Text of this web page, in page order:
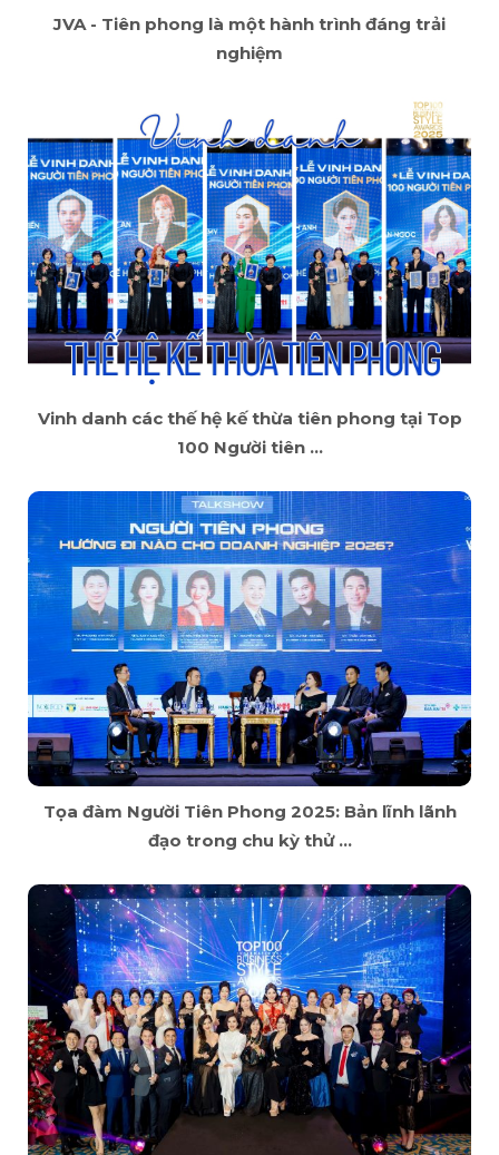
JVA - Tiên phong là một hành trình đáng trải
nghiệm
Vinh danh các thế hệ kế thừa tiên phong tại Top
100 Người tiên ...
Tọa đàm Người Tiên Phong 2025: Bản lĩnh lãnh
đạo trong chu kỳ thử ...